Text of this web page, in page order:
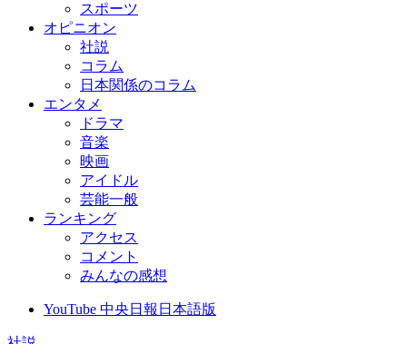
スポーツ
オピニオン
社説
コラム
日本関係のコラム
エンタメ
ドラマ
音楽
映画
アイドル
芸能一般
ランキング
アクセス
コメント
みんなの感想
YouTube 中央日報日本語版